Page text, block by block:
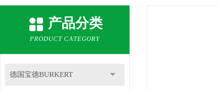
产品分类
PRODUCT CATEGORY
德国宝德BURKERT